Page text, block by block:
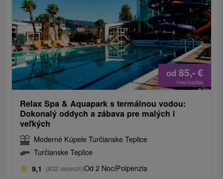
od 85,-€
/noc/osoba
Relax Spa & Aquapark s termálnou vodou:
Dokonalý oddych a zábava pre malých i
veľkých
Moderné Kúpele Turčianske Teplice
Turčianske Teplice
9,1 (832 recenzií)Od 2 NocíPolpenzia